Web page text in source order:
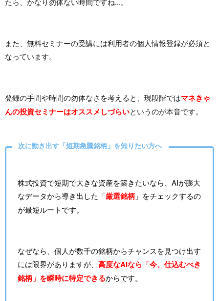
また、無料セミナーの受講には利用者の個人情報登録が必須と
なっています。
登録の手間や時間の勿体なさを考えると、現段階ではマネきゃ
んの投資セミナーはオススメしづらいというのが本音です。
次に動き出す「短期急騰銘柄」を知りたい方へ
株式投資で短期で大きな資産を築きたいなら、AIが膨大
なデータから導き出した「厳選銘柄」をチェックするの
が最短ルートです。
なぜなら、個人が数千の銘柄からチャンスを見つけ出す
には限界がありますが、 高度なAIなら「今、仕込むべき
銘柄」を瞬時に特定できるからです。